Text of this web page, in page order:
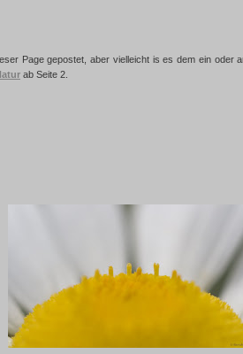
Page gepostet, aber vielleicht is es dem ein oder
ab Seite 2.